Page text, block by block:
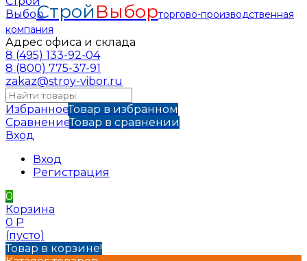
СтройВыборторгово-производственная
компания
Адрес офиса и склада
8 (495) 133-92-04
8 (800) 775-37-91
zakaz@stroy-vibor.ru
ИзбранноеТовар в избранном
СравнениеТовар в сравнении
Вход
Вход
Регистрация
0
Корзина
0 Р
(пусто)
Товар в корзине!